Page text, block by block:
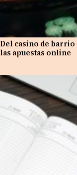
Del casino de barrio
las apuestas online